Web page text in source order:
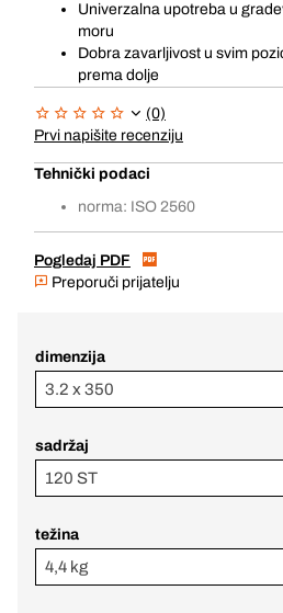
Univerzalna upotreba u
moru
Dobra zavarljivost u svim
prema dolje
(0)
Prvi napišite recenziju
Tehnički podaci
norma: ISO 2560
Pogledaj PDF
Preporuči prijatelju
dimenzija
3.2 x 350
sadržaj
120 ST
težina
4,4 kg